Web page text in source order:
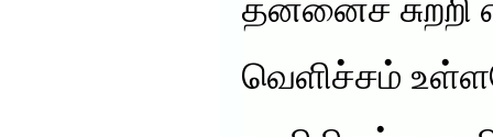
தன்னைச் சுற்றி
வெளிச்சம்